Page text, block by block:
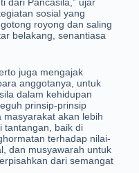
sosial yang
royong dan saling
belakang, senantiasa
juga mengajak
anggotanya, untuk
dalam kehidupan
prinsip-prinsip
masyarakat akan lebih
tantangan, baik di
terhadap nilai-
dan musyawarah untuk
dari semangat